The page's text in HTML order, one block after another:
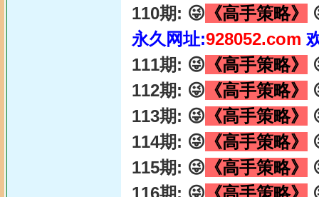
110期: 😜 《高手策略》
永久网址:928052.com
111期: 😜 《高手策略》
112期: 😜 《高手策略》
113期: 😜 《高手策略》
114期: 😜 《高手策略》
115期: 😜 《高手策略》